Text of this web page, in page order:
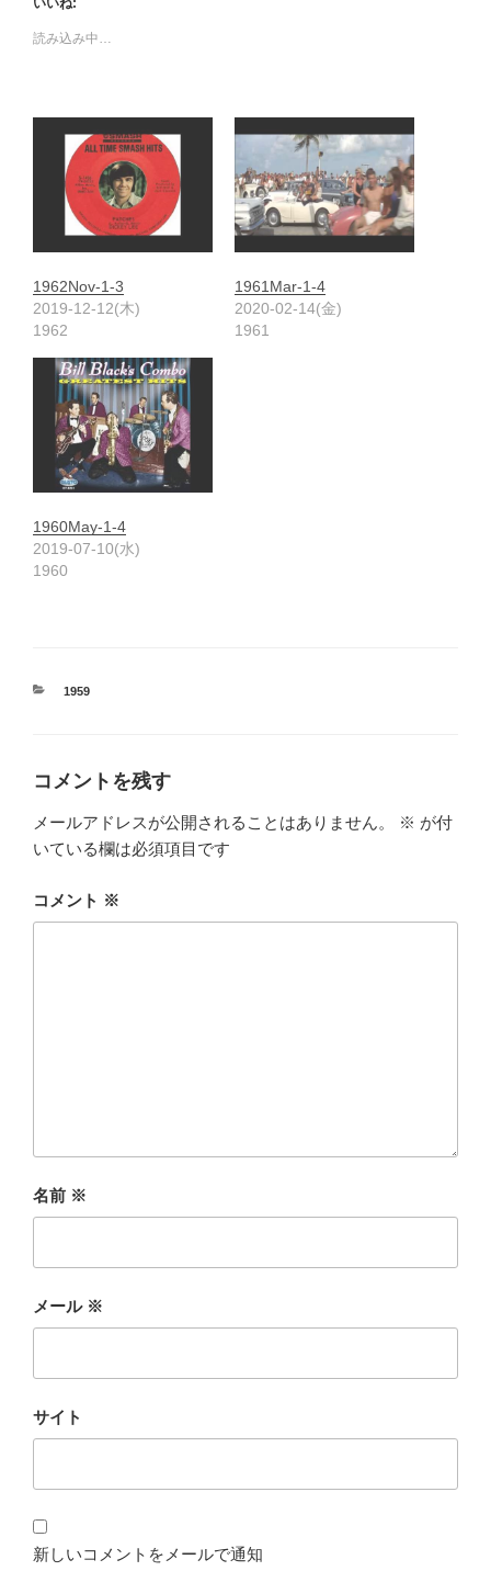
読み込み中…
1962Nov-1-3
2019-12-12(木)
1962
1961Mar-1-4
2020-02-14(金)
1961
1960May-1-4
2019-07-10(水)
1960
カ
1959
コメントを残す
メールアドレスが公開されることはありません。 ※ が付
いている欄は必須項目です
コメント ※
名前 ※
メール ※
サイト
新しいコメントをメールで通知